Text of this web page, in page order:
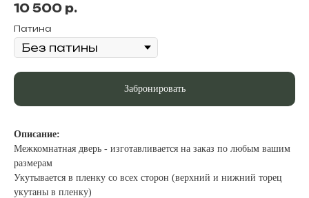
10 500 р.
Патина
Забронировать
Описание:
Межкомнатная дверь - изготавливается на заказ по любым вашим
размерам
Укутывается в пленку со всех сторон (верхний и нижний торец
укутаны в пленку)